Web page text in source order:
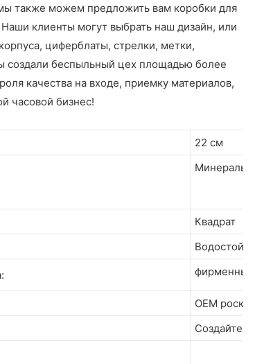
также можем предложить вам коробки для
клиенты могут выбрать наш дизайн, или
циферблаты, стрелки, метки,
создали беспыльный цех площадью более
качества на входе, приемку материалов,
часовой бизнес!
22 см
Квадрат
фирменные
OEM
Создайте